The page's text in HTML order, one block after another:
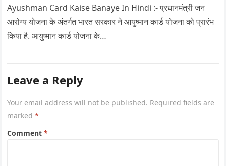
Ayushman Card Kaise Banaye In Hindi :- प्रधानमंत्री जन
आरोग्य योजना के अंतर्गत भारत सरकार ने आयुष्मान कार्ड योजना को प्रारंभ
किया है. आयुष्मान कार्ड योजना के…
Leave a Reply
Your email address will not be published. Required fields are
marked*
Comment*